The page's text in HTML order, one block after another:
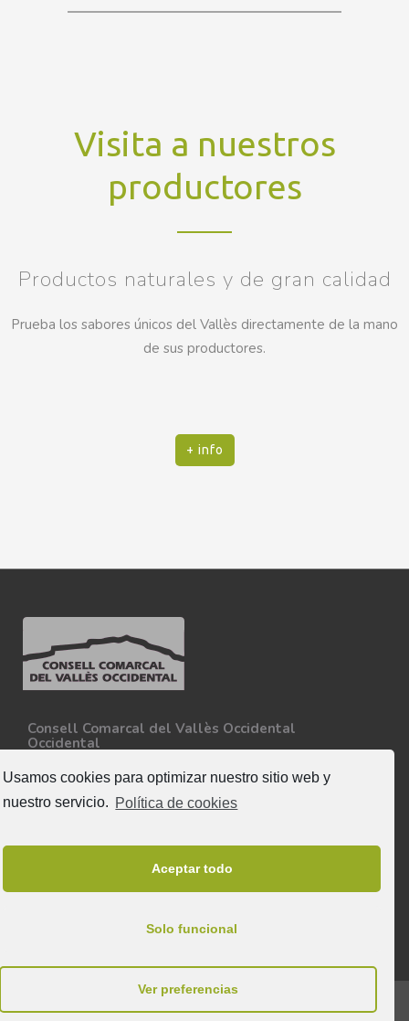
Usamos cookies para optimizar nuestro sitio web y
nuestro servicio. Política de cookies
Aceptar todo
Solo funcional
Ver preferencias
Visita a nuestros
productores
Productos naturales y de gran calidad
Prueba los sabores únicos del Vallès directamente de la mano
de sus productores.
+ info
Consell Comarcal del Vallès Occidental
Occidental
08227 - Terrassa
Tel. 93 727 35 34
© 2025 & Todos los derechos reservados a Consell Comarcal del Vallès